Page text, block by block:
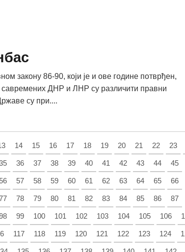
закону 86-90, који је и ове године потврђен,
савремених ДНР и ЛНР су различити правни
су при....
14 15 16 17 18 19 20 21 22 23
36 37 38 39 40 41 42 43 44 45
56 57 58 59 60 61 62 63 64 65 66
78 79 80 81 82 83 84 85 86 87
99 100 101 102 103 104 105 106
117 118 119 120 121 122 123 124